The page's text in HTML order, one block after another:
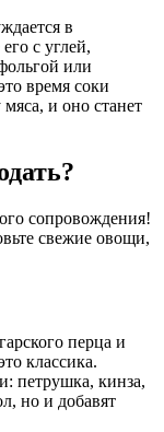
в
с углей,
или
время соки
и оно станет
сопровождения!
свежие овощи,
перца и
классика.
петрушка, кинза,
но и добавят